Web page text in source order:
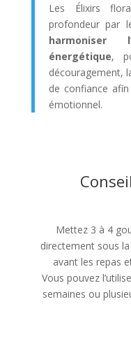
Les Élixirs
profondeur par
harmoniser
énergétique,
découragement,
de confiance
émotionnel.
Mettez 3 à 4
directement sous
avant les repas
Vous pouvez
semaines ou